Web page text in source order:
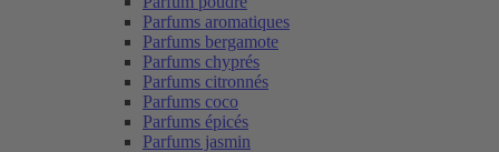
Parfums aromatiques
Parfums bergamote
Parfums chyprés
Parfums citronnés
Parfums coco
Parfums épicés
Parfums jasmin